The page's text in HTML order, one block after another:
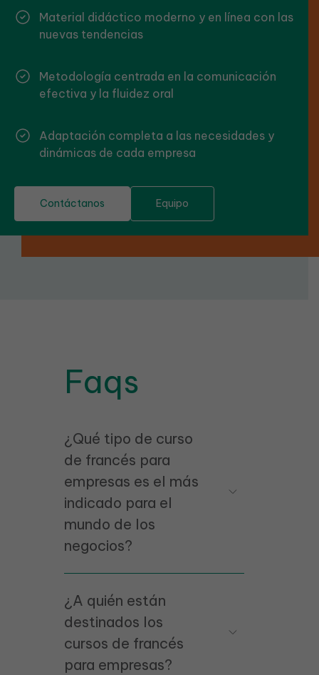
Material didáctico moderno y en línea con las
nuevas tendencias
Metodología centrada en la comunicación
efectiva y la fluidez oral
Adaptación completa a las necesidades y
dinámicas de cada empresa
Contáctanos Equipo
Faqs
¿Qué tipo de curso
de francés para
empresas es el más
indicado para el
mundo de los
negocios?
¿A quién están
destinados los
cursos de francés
para empresas?